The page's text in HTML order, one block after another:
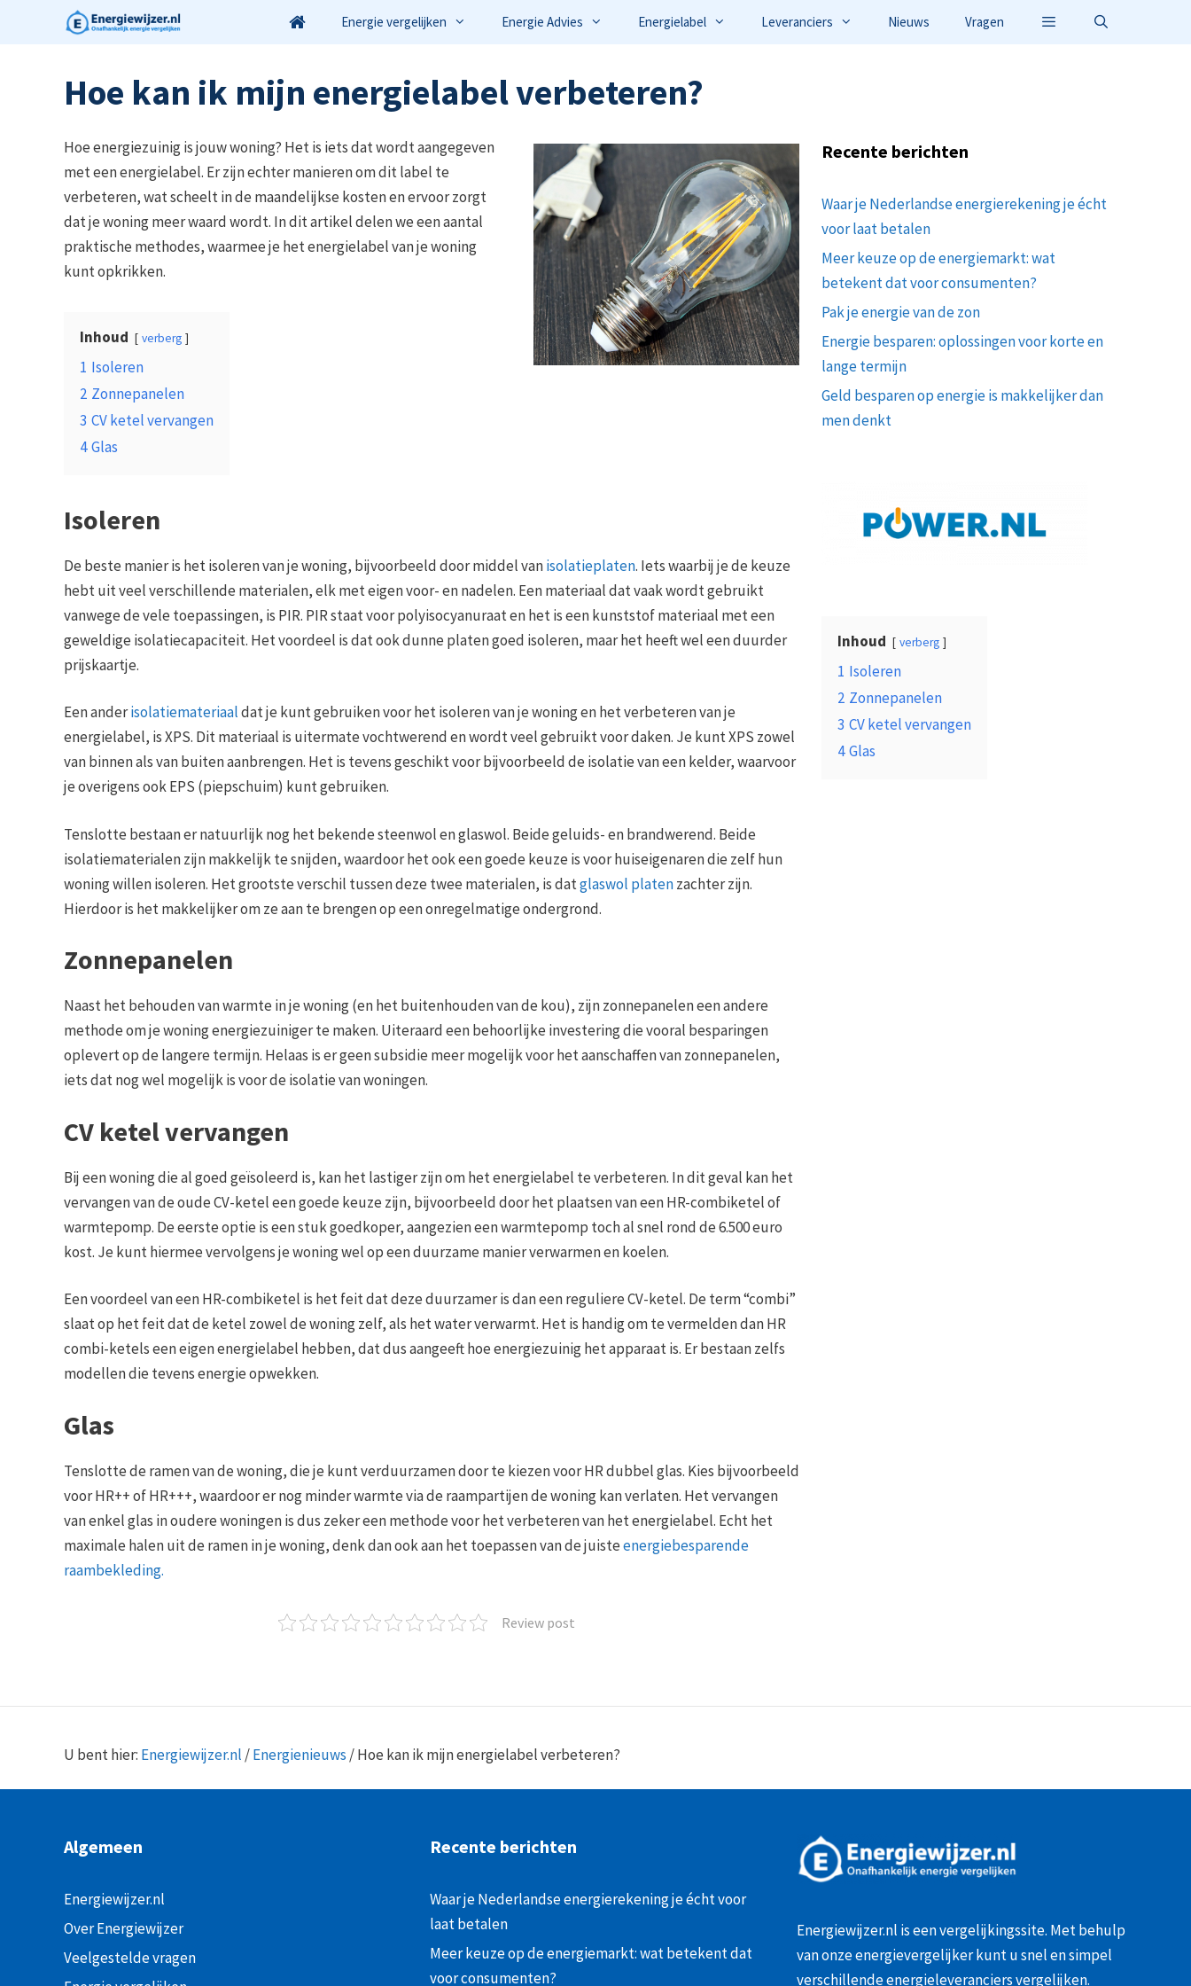
Energie vergelijken Energie Advies Energielabel Leveranciers Nieuws Vragen
Hoe kan ik mijn energielabel verbeteren?
Hoe energiezuinig is jouw woning? Het is iets dat wordt aangegeven
met een energielabel. Er zijn echter manieren om dit label te
verbeteren, wat scheelt in de maandelijkse kosten en ervoor zorgt
dat je woning meer waard wordt. In dit artikel delen we een aantal
praktische methodes, waarmee je het energielabel van je woning
kunt opkrikken.
Inhoud verberg
1 Isoleren
2 Zonnepanelen
3 CV ketel vervangen
4 Glas
Isoleren
De beste manier is het isoleren van je woning, bijvoorbeeld door middel vanisolatieplaten. Iets waarbij je de keuze
hebt uit veel verschillende materialen, elk met eigen voor- en nadelen. Een materiaal dat vaak wordt gebruikt
vanwege de vele toepassingen, is PIR. PIR staat voor polyisocyanuraat en het is een kunststof materiaal met een
geweldige isolatiecapaciteit. Het voordeel is dat ook dunne platen goed isoleren, maar het heeft wel een duurder
prijskaartje.
Een anderisolatiemateriaaldat je kunt gebruiken voor het isoleren van je woning en het verbeteren van je
energielabel, is XPS. Dit materiaal is uitermate vochtwerend en wordt veel gebruikt voor daken. Je kunt XPS zowel
van binnen als van buiten aanbrengen. Het is tevens geschikt voor bijvoorbeeld de isolatie van een kelder, waarvoor
je overigens ook EPS (piepschuim) kunt gebruiken.
Tenslotte bestaan er natuurlijk nog het bekende steenwol en glaswol. Beide geluids- en brandwerend. Beide
isolatiematerialen zijn makkelijk te snijden, waardoor het ook een goede keuze is voor huiseigenaren die zelf hun
woning willen isoleren. Het grootste verschil tussen deze twee materialen, is datglaswol platenzachter zijn.
Hierdoor is het makkelijker om ze aan te brengen op een onregelmatige ondergrond.
Zonnepanelen
Naast het behouden van warmte in je woning (en het buitenhouden van de kou), zijn zonnepanelen een andere
methode om je woning energiezuiniger te maken. Uiteraard een behoorlijke investering die vooral besparingen
oplevert op de langere termijn. Helaas is er geen subsidie meer mogelijk voor het aanschaffen van zonnepanelen,
iets dat nog wel mogelijk is voor de isolatie van woningen.
CV ketel vervangen
Bij een woning die al goed geïsoleerd is, kan het lastiger zijn om het energielabel te verbeteren. In dit geval kan het
vervangen van de oude CV-ketel een goede keuze zijn, bijvoorbeeld door het plaatsen van een HR-combiketel of
warmtepomp. De eerste optie is een stuk goedkoper, aangezien een warmtepomp toch al snel rond de 6.500 euro
kost. Je kunt hiermee vervolgens je woning wel op een duurzame manier verwarmen en koelen.
Een voordeel van een HR-combiketel is het feit dat deze duurzamer is dan een reguliere CV-ketel. De term “combi”
slaat op het feit dat de ketel zowel de woning zelf, als het water verwarmt. Het is handig om te vermelden dan HR
combi-ketels een eigen energielabel hebben, dat dus aangeeft hoe energiezuinig het apparaat is. Er bestaan zelfs
modellen die tevens energie opwekken.
Glas
Tenslotte de ramen van de woning, die je kunt verduurzamen door te kiezen voor HR dubbel glas. Kies bijvoorbeeld
voor HR++ of HR+++, waardoor er nog minder warmte via de raampartijen de woning kan verlaten. Het vervangen
van enkel glas in oudere woningen is dus zeker een methode voor het verbeteren van het energielabel. Echt het
maximale halen uit de ramen in je woning, denk dan ook aan het toepassen van de juisteenergiebesparende
raambekleding.
Review post
Recente berichten
Waar je Nederlandse energierekening je écht
voor laat betalen
Meer keuze op de energiemarkt: wat
betekent dat voor consumenten?
Pak je energie van de zon
Energie besparen: oplossingen voor korte en
lange termijn
Geld besparen op energie is makkelijker dan
men denkt
Inhoud verberg
1 Isoleren
2 Zonnepanelen
3 CV ketel vervangen
4 Glas
U bent hier: Energiewijzer.nl /Energienieuws /Hoe kan ik mijn energielabel verbeteren?
Algemeen
Energiewijzer.nl
Over Energiewijzer
Veelgestelde vragen
Recente berichten
Waar je Nederlandse energierekening je écht voor
laat betalen
Meer keuze op de energiemarkt: wat betekent dat
voor consumenten?
Energiewijzer.nl is een vergelijkingssite. Met behulp
van onzeenergievergelijkerkunt u snel en simpel
verschillende energieleveranciers vergelijken.